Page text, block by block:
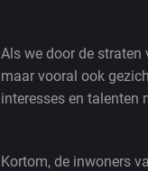
Als we door de straten
maar vooral ook
interesses en talenten
Kortom, de inwoners